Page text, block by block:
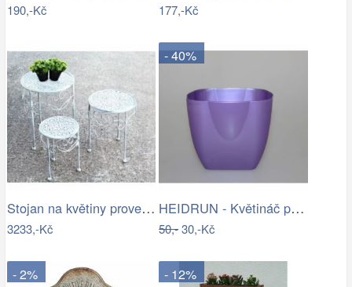
190,-Kč 177,-Kč
Stojan na květiny provence
3233,-Kč
- 40%
HEIDRUN - Květináč plast 16x16cm různé…
50,-30,-Kč
- 2% - 12%